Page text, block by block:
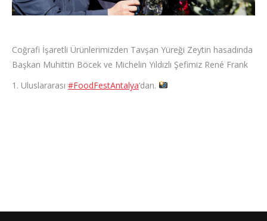
Coğrafi İşaretli Ürünlerimizden Tavşan Yüreği Zeytin hasadında
Başkan Muhittin Böcek ve Michelin Yıldızlı Şefimiz René Frank
1. Uluslararası #FoodFestAntalya‘dan.